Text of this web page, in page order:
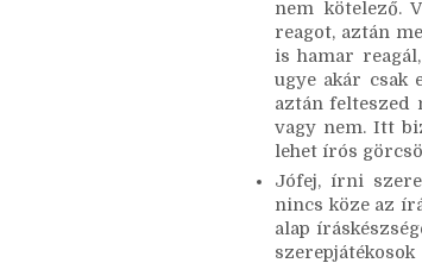
gyorsan
szintén nem
mondatok
nem kötelező.
reagot, aztán
is hamar
ugye akár csak
aztán felteszed
vagy nem. Itt
lehet írós